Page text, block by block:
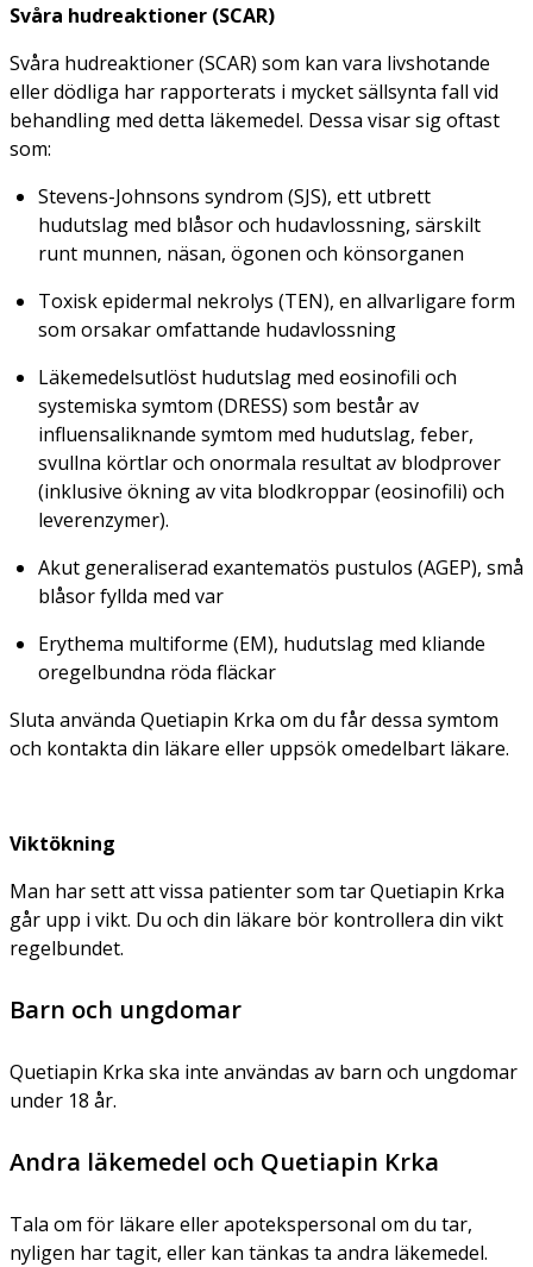
Svåra hudreaktioner (SCAR)
Svåra hudreaktioner (SCAR) som kan vara livshotande
eller dödliga har rapporterats i mycket sällsynta fall vid
behandling med detta läkemedel. Dessa visar sig oftast
som:
Stevens-Johnsons syndrom (SJS), ett utbrett
hudutslag med blåsor och hudavlossning, särskilt
runt munnen, näsan, ögonen och könsorganen
Toxisk epidermal nekrolys (TEN), en allvarligare form
som orsakar omfattande hudavlossning
Läkemedelsutlöst hudutslag med eosinofili och
systemiska symtom (DRESS) som består av
influensaliknande symtom med hudutslag, feber,
svullna körtlar och onormala resultat av blodprover
(inklusive ökning av vita blodkroppar (eosinofili) och
leverenzymer).
Akut generaliserad exantematös pustulos (AGEP), små
blåsor fyllda med var
Erythema multiforme (EM), hudutslag med kliande
oregelbundna röda fläckar
Sluta använda Quetiapin Krka om du får dessa symtom
och kontakta din läkare eller uppsök omedelbart läkare.
Viktökning
Man har sett att vissa patienter som tar Quetiapin Krka
går upp i vikt. Du och din läkare bör kontrollera din vikt
regelbundet.
Barn och ungdomar
Quetiapin Krka ska inte användas av barn och ungdomar
under 18 år.
Andra läkemedel och Quetiapin Krka
Tala om för läkare eller apotekspersonal om du tar,
nyligen har tagit, eller kan tänkas ta andra läkemedel.